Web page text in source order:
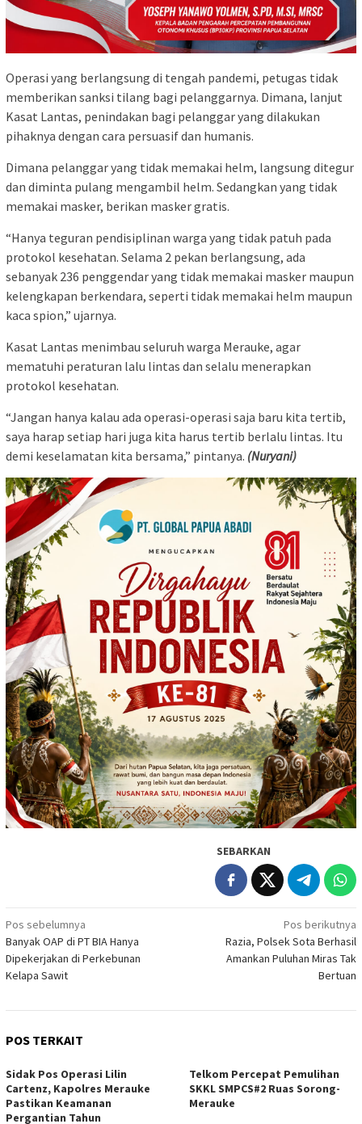
Operasi yang berlangsung di tengah pandemi, petugas tidak
memberikan sanksi tilang bagi pelanggarnya. Dimana, lanjut
Kasat Lantas, penindakan bagi pelanggar yang dilakukan
pihaknya dengan cara persuasif dan humanis.
Dimana pelanggar yang tidak memakai helm, langsung ditegur
dan diminta pulang mengambil helm. Sedangkan yang tidak
memakai masker, berikan masker gratis.
“Hanya teguran pendisiplinan warga yang tidak patuh pada
protokol kesehatan. Selama 2 pekan berlangsung, ada
sebanyak 236 penggendar yang tidak memakai masker maupun
kelengkapan berkendara, seperti tidak memakai helm maupun
kaca spion,” ujarnya.
Kasat Lantas menimbau seluruh warga Merauke, agar
mematuhi peraturan lalu lintas dan selalu menerapkan
protokol kesehatan.
“Jangan hanya kalau ada operasi-operasi saja baru kita tertib,
saya harap setiap hari juga kita harus tertib berlalu lintas. Itu
demi keselamatan kita bersama,” pintanya. (Nuryani)
SEBARKAN
Navigasi
pos
Pos sebelumnya
Banyak OAP di PT BIA Hanya
Dipekerjakan di Perkebunan
Kelapa Sawit
Pos berikutnya
Razia, Polsek Sota Berhasil
Amankan Puluhan Miras Tak
Bertuan
POS TERKAIT
Sidak Pos Operasi Lilin
Cartenz, Kapolres Merauke
Pastikan Keamanan
Pergantian Tahun
Telkom Percepat Pemulihan
SKKL SMPCS#2 Ruas Sorong-
Merauke